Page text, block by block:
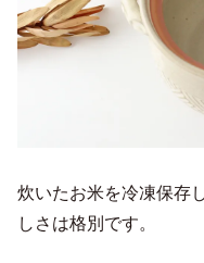
炊いたお米を冷凍保存
しさは格別です。